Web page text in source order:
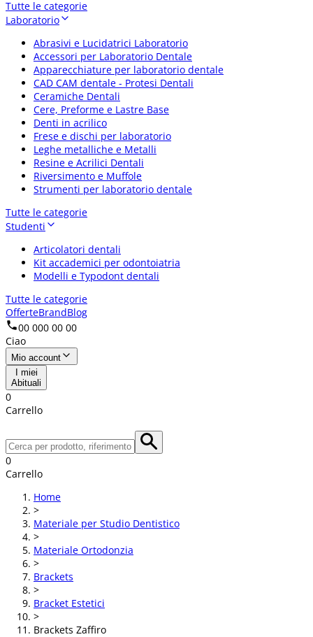
Tutte le categorie
Laboratorio
Abrasivi e Lucidatrici Laboratorio
Accessori per Laboratorio Dentale
Apparecchiature per laboratorio dentale
CAD CAM dentale - Protesi Dentali
Ceramiche Dentali
Cere, Preforme e Lastre Base
Denti in acrilico
Frese e dischi per laboratorio
Leghe metalliche e Metalli
Resine e Acrilici Dentali
Riversimento e Muffole
Strumenti per laboratorio dentale
Tutte le categorie
Studenti
Articolatori dentali
Kit accademici per odontoiatria
Modelli e Typodont dentali
Tutte le categorie
OfferteBrandBlog
00 000 00 00
Ciao
Mio account
I miei
Abituali
0
Carrello
0
Carrello
Home
>
Materiale per Studio Dentistico
>
Materiale Ortodonzia
>
Brackets
>
Bracket Estetici
>
Brackets Zaffiro